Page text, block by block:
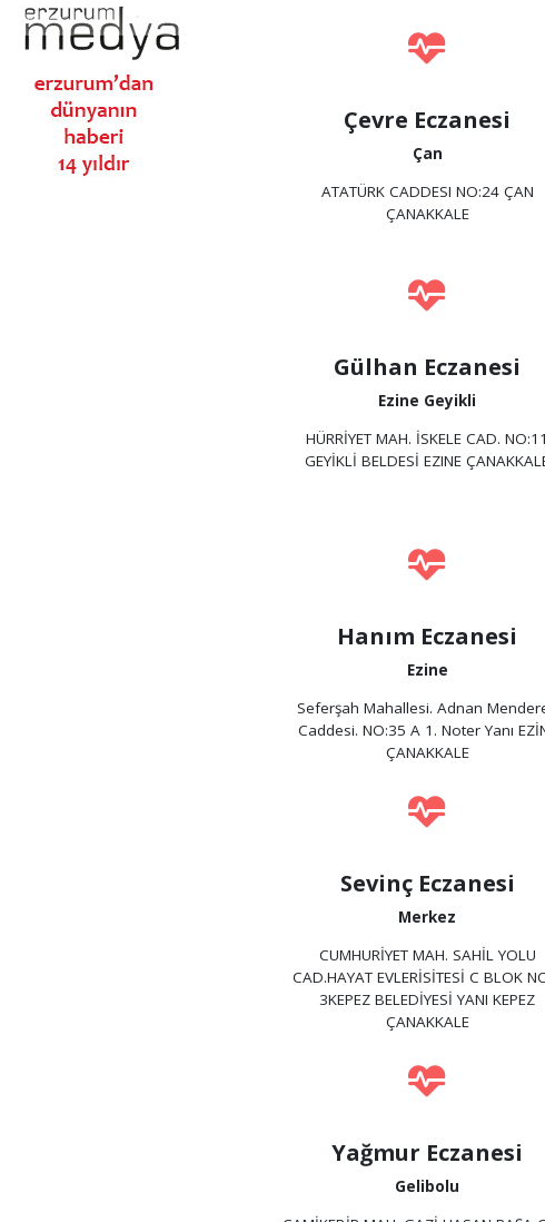
Çevre Eczanesi
Çan
ATATÜRK CADDESI NO:24 ÇAN
ÇANAKKALE
Gülhan Eczanesi
Ezine Geyikli
HÜRRİYET MAH. İSKELE CAD. NO:11
GEYİKLİ BELDESİ EZINE
Hanım Eczanesi
Ezine
Seferşah Mahallesi. Adnan
Caddesi. NO:35 A 1. Noter Yanı
ÇANAKKALE
Sevinç Eczanesi
Merkez
CUMHURİYET MAH. SAHİL YOLU
CAD.HAYAT EVLERİSİTESİ C BLOK
3KEPEZ BELEDİYESİ YANI KEPEZ
ÇANAKKALE
Yağmur Eczanesi
Gelibolu